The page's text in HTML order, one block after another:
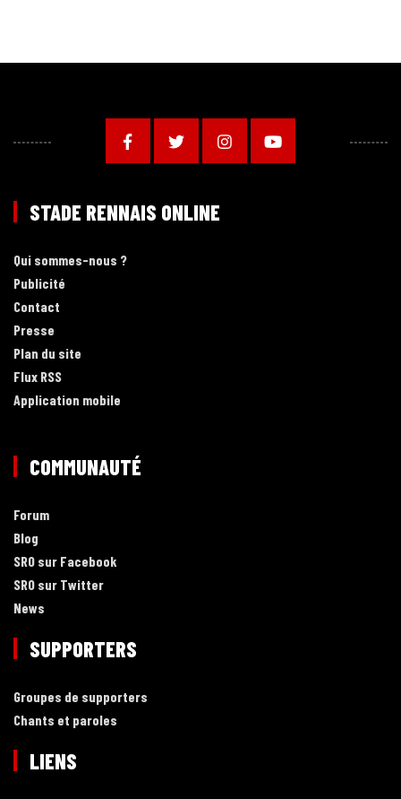
STADE RENNAIS ONLINE
Qui sommes-nous ?
Publicité
Contact
Presse
Plan du site
Flux RSS
Application mobile
COMMUNAUTÉ
Forum
Blog
SRO sur Facebook
SRO sur Twitter
News
SUPPORTERS
Groupes de supporters
Chants et paroles
LIENS